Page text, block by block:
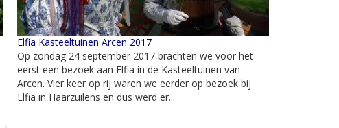
Elfia Kasteeltuinen Arcen 2017
Op zondag 24 september 2017 brachten we voor het
eerst een bezoek aan Elfia in de Kasteeltuinen van
Arcen. Vier keer op rij waren we eerder op bezoek bij
Elfia in Haarzuilens en dus werd er...